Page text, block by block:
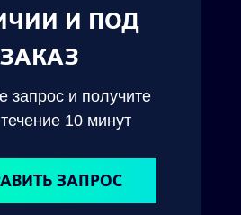
ЗАПРОС
И ПОД
ЗАКАЗ
запрос и получите
10 минут